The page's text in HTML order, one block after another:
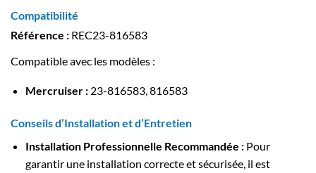
Compatibilité
Référence : REC23-816583
Compatible avec les modèles :
Mercruiser :23-816583, 816583
Conseils d’Installation et d’Entretien
Installation Professionnelle Recommandée :Pour
garantir une installation correcte et sécurisée, il est